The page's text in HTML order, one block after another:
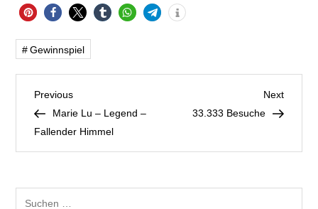
Gewinnspiel
B
e
t
Previous
Post
Previous
Marie Lu – Legend –
Fallender Himmel
Next
Post
Next
33.333 Besuche